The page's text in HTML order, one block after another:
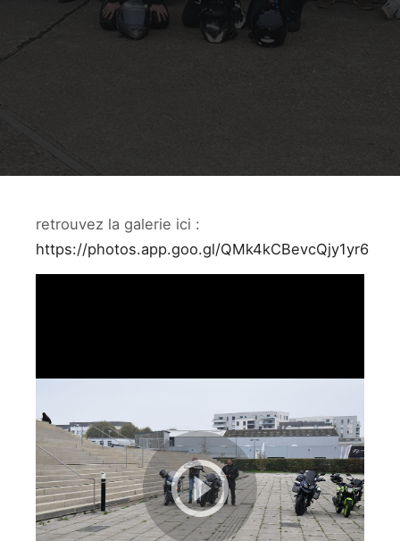
retrouvez la galerie ici :
https://photos.app.goo.gl/QMk4kCBevcQjy1yr6